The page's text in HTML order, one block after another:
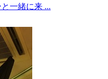
一緒に来 ...